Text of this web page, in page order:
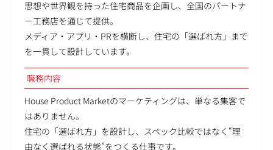
思想や世界観を持った住宅商品を企画し、全国のパートナ
ー工務店を通じて提供。
メディア・アプリ・PRを横断し、住宅の「選ばれ方」まで
を一貫して設計しています。
職務内容
House Product Marketのマーケティングは、単なる集客で
はありません。
住宅の「選ばれ方」を設計し、スペック比較ではなく“理
由なく選ばれる状態”をつくる仕事です。